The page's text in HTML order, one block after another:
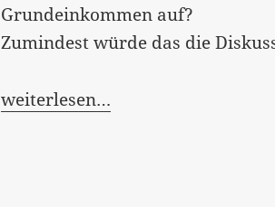
Grundeinkommen auf?
Zumindest würde das die
weiterlesen…